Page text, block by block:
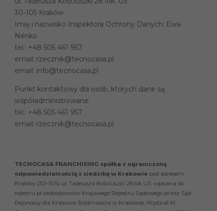
30-105 Kraków
Imię i nazwisko Inspektora Ochrony Danych: Ewa
Nenko
tel.: +48 505 461 957
email: rzecznik@tecnocasa.pl
email: info@tecnocasa.pl
Punkt kontaktowy dla osób, których dane są
współadministrowane:
tel.: +48 505 461 957
email: rzecznik@tecnocasa.pl
TECNOCASA FRANCHISING spółka z ograniczoną
odpowiedzialnością z siedzibą w Krakowie pod adresem:
Kraków (30-105) ul. Tadeusza Kościuszki 28 lok U3, wpisana do
rejestru przedsiębiorców Krajowego Rejestru Sądowego przez Sąd
Rejonowy dla Krakowa Śródmieścia w Krakowie, Wydział XI